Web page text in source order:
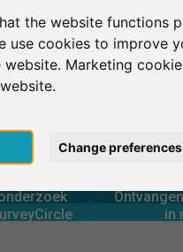
the website functions
use cookies to improve
website. Marketing
Change preferences
ESDES Lyon Business School
School
via
in